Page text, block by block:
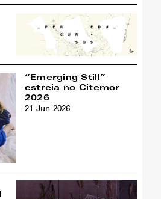
“Emerging Still”
estreia no Citemor
2026
21 Jun 2026